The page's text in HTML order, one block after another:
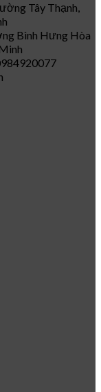
Tây Thạnh,
Bình Hưng Hòa